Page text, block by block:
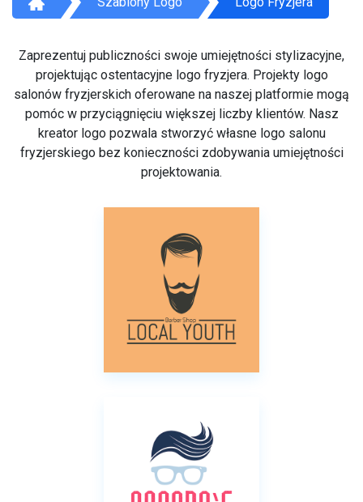
Zaprezentuj publiczności swoje umiejętności stylizacyjne,
projektując ostentacyjne logo fryzjera. Projekty logo
salonów fryzjerskich oferowane na naszej platformie mogą
pomóc w przyciągnięciu większej liczby klientów. Nasz
kreator logo pozwala stworzyć własne logo salonu
fryzjerskiego bez konieczności zdobywania umiejętności
projektowania.